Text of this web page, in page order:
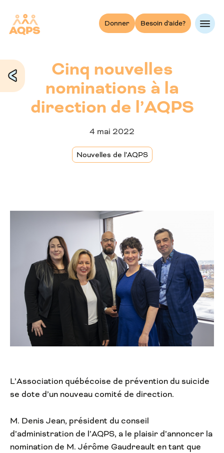
content
Donner Besoin d'aide?
Cinq nouvelles
nominations à la
direction de l’AQPS
4 mai 2022
Nouvelles de l’AQPS
L’Association québécoise de prévention du suicide
se dote d’un nouveau comité de direction.
M. Denis Jean, président du conseil
d’administration de l’AQPS, a le plaisir d’annoncer la
nomination de M. Jérôme Gaudreault en tant que